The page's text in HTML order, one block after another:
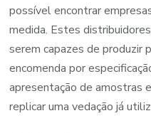
possível encontrar
medida. Estes
serem capazes de produzir
encomenda por
apresentação de amostras
replicar uma vedação já